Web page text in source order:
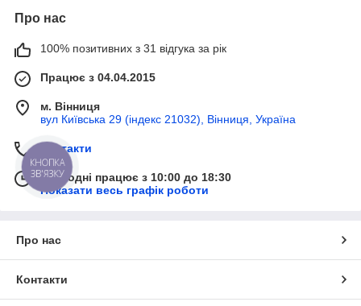
Про нас
100% позитивних з 31 відгука за рік
Працює з 04.04.2015
м. Вінниця
вул Київська 29 (індекс 21032), Вінниця, Україна
Контакти
Сьогодні працює з 10:00 до 18:30
Показати весь графік роботи
Про нас
Контакти
КНОПКА
ЗВ'ЯЗКУ